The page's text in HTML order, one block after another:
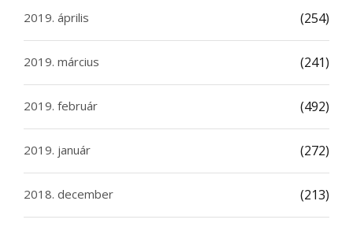
2019. április (254)
2019. március (241)
2019. február (492)
2019. január (272)
2018. december (213)